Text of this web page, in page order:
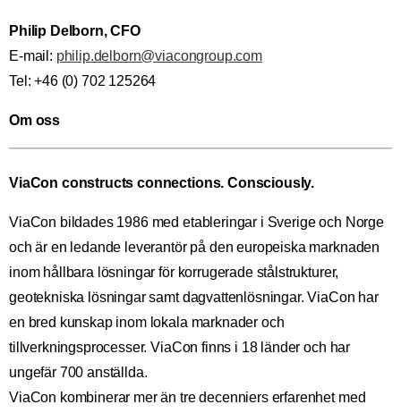
Philip Delborn, CFO
E-mail: philip.delborn@viacongroup.com
Tel: +46 (0) 702 125264
Om oss
ViaCon constructs connections. Consciously.
ViaCon bildades 1986 med etableringar i Sverige och Norge
och är en ledande leverantör på den europeiska marknaden
inom hållbara lösningar för korrugerade stålstrukturer,
geotekniska lösningar samt dagvattenlösningar. ViaCon har
en bred kunskap inom lokala marknader och
tillverkningsprocesser. ViaCon finns i 18 länder och har
ungefär 700 anställda.
ViaCon kombinerar mer än tre decenniers erfarenhet med